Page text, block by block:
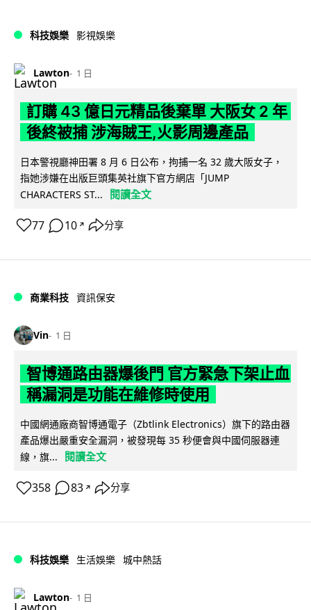
科技娛樂 影視娛樂
Lawton 1 日
訂購 43 億日元精品後棄單 大阪女 2 年
後終被捕 涉海賊王,火影周邊產品
日本警視廳神田署 8 月 6 日公布，拘捕一名 32 歲大阪女子，
指她涉嫌在出版巨頭集英社旗下官方網店「JUMP
CHARACTERS ST...
閱讀全文
77 10 ↗ 分享
商業科技 資訊保安
Vin 1 日
智博通路由器爆後門 官方緊急下架止血
稱漏洞是功能在維修時使用
中國網通廠商智博通電子（Zbtlink Electronics）旗下的路由器
產品爆出嚴重安全漏洞，被發現每 35 秒便會與中國伺服器連
線，旗...
閱讀全文
358 83 ↗ 分享
科技娛樂 生活娛樂 城中熱話
Lawton 1 日